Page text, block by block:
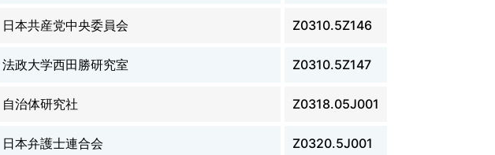
日本共産党中央委員会 Z0310.5Z146
法政大学西田勝研究室 Z0310.5Z147
自治体研究社 Z0318.05J001
日本弁護士連合会 Z0320.5J001